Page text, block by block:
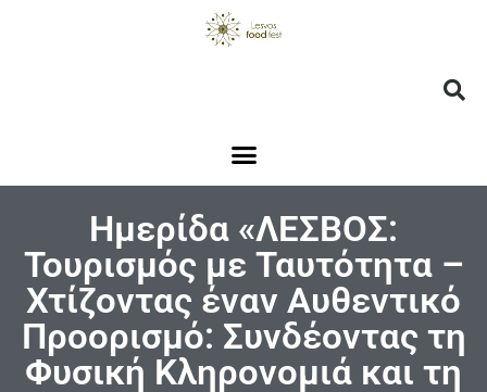
Ημερίδα «ΛΕΣΒΟΣ:
Τουρισμός με Ταυτότητα –
Χτίζοντας έναν Αυθεντικό
Προορισμό: Συνδέοντας τη
Φυσική Κληρονομιά και τη